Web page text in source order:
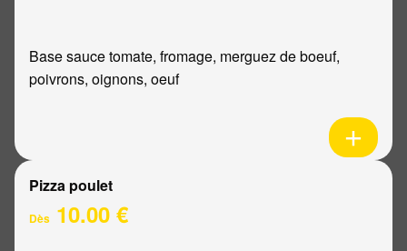
Base sauce tomate, fromage, merguez de boeuf,
poivrons, oignons, oeuf
Pizza poulet
Dès 10.00 €